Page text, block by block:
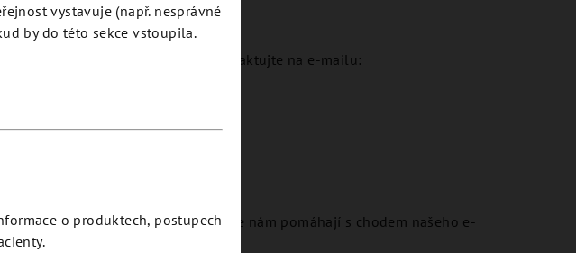
e-mailu nebo nás kontaktujte na e-mailu:
se k datům dostanou proto, že nám pomáhají s chodem našeho e-
vystavuje (např. nesprávné
by do této sekce vstoupila.
o produktech, postupech